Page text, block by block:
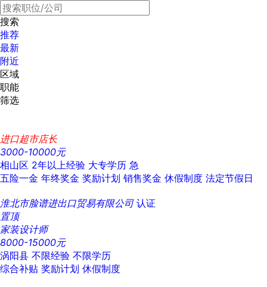
搜索
推荐
最新
附近
区域
职能
筛选
进口超市店长
3000-10000元
相山区 2年以上经验 大专学历 急
五险一金 年终奖金 奖励计划 销售奖金 休假制度 法定节假日
淮北市脸谱进出口贸易有限公司 认证
置顶
家装设计师
8000-15000元
涡阳县 不限经验 不限学历
综合补贴 奖励计划 休假制度